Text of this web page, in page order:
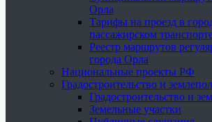
Орла
Тарифы на проезд в
пассажирском
Реестр маршрутов
города Орла
Национальные проекты РФ
Градостроительство и
Градостроительство и
Земельные участки